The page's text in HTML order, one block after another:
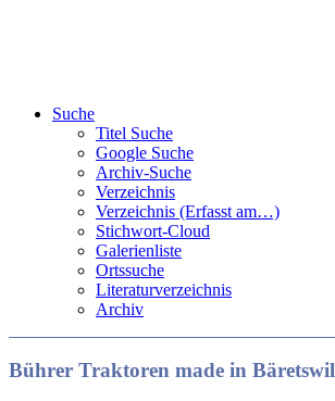
Suche
Titel Suche
Google Suche
Archiv-Suche
Verzeichnis
Verzeichnis (Erfasst am…)
Stichwort-Cloud
Galerienliste
Ortssuche
Literaturverzeichnis
Archiv
Bührer Traktoren made in Bäretswil